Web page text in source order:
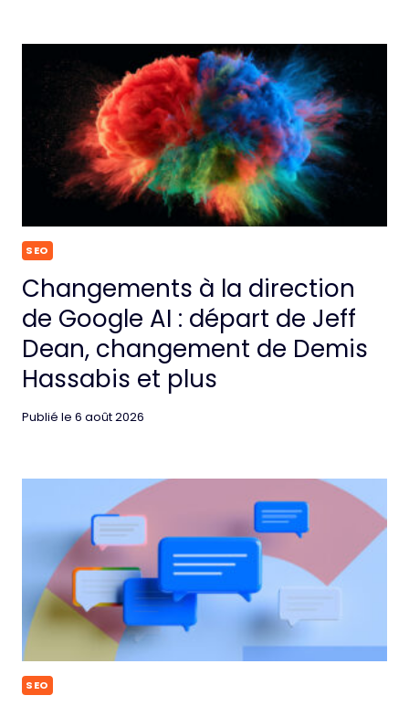
SEO
Changements à la direction
de Google AI : départ de Jeff
Dean, changement de Demis
Hassabis et plus
Publié le 6 août 2026
SEO